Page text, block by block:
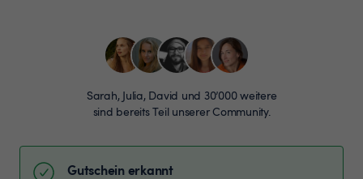
Sarah, Julia, David und 30’000 weitere
sind bereits Teil unserer Community.
Gutschein erkannt